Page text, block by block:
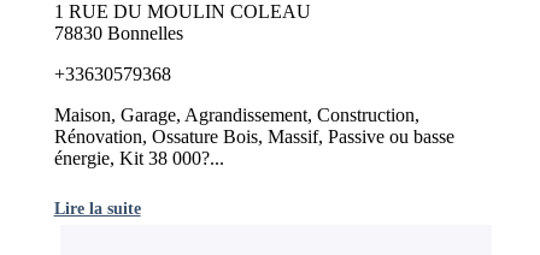
1 RUE DU MOULIN COLEAU
78830 Bonnelles
+33630579368
Maison, Garage, Agrandissement, Construction,
Rénovation, Ossature Bois, Massif, Passive ou basse
énergie, Kit 38 000?...
Lire la suite